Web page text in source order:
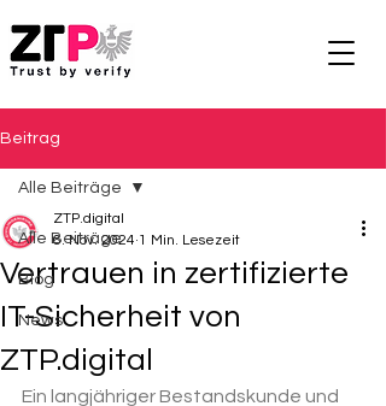
Beitrag
Alle Beiträge
Blog
News
Alle Beiträge
Vertrauen in zertifizierte
IT-Sicherheit von
ZTP.digital
ZTP.digital
6. Nov. 2024 1 Min. Lesezeit
Ein langjähriger Bestandskunde und